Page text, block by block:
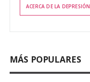
ACERCA DE LA DEPRESIÓN
MÁS POPULARES